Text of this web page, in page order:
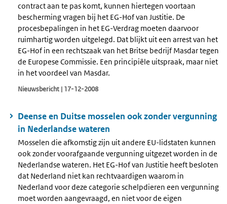
contract aan te pas komt, kunnen hiertegen voortaan
bescherming vragen bij het EG-Hof van Justitie. De
procesbepalingen in het EG-Verdrag moeten daarvoor
ruimhartig worden uitgelegd. Dat blijkt uit een arrest van het
EG-Hof in een rechtszaak van het Britse bedrijf Masdar tegen
de Europese Commissie. Een principiële uitspraak, maar niet
in het voordeel van Masdar.
Nieuwsbericht | 17-12-2008
Deense en Duitse mosselen ook zonder vergunning
in Nederlandse wateren
Mosselen die afkomstig zijn uit andere EU-lidstaten kunnen
ook zonder voorafgaande vergunning uitgezet worden in de
Nederlandse wateren. Het EG-Hof van Justitie heeft besloten
dat Nederland niet kan rechtvaardigen waarom in
Nederland voor deze categorie schelpdieren een vergunning
moet worden aangevraagd, en niet voor de eigen